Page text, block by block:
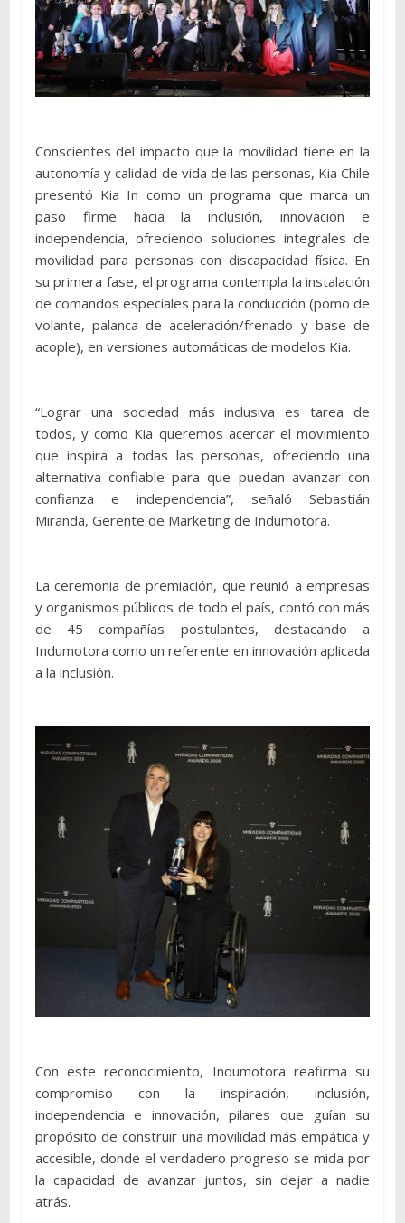
Conscientes del impacto que la movilidad tiene en la
autonomía y calidad de vida de las personas, Kia Chile
presentó Kia In como un programa que marca un
paso firme hacia la inclusión, innovación e
independencia, ofreciendo soluciones integrales de
movilidad para personas con discapacidad física. En
su primera fase, el programa contempla la instalación
de comandos especiales para la conducción (pomo de
volante, palanca de aceleración/frenado y base de
acople), en versiones automáticas de modelos Kia.
“Lograr una sociedad más inclusiva es tarea de
todos, y como Kia queremos acercar el movimiento
que inspira a todas las personas, ofreciendo una
alternativa confiable para que puedan avanzar con
confianza e independencia”, señaló Sebastián
Miranda, Gerente de Marketing de Indumotora.
La ceremonia de premiación, que reunió a empresas
y organismos públicos de todo el país, contó con más
de 45 compañías postulantes, destacando a
Indumotora como un referente en innovación aplicada
a la inclusión.
Con este reconocimiento, Indumotora reafirma su
compromiso con la inspiración, inclusión,
independencia e innovación, pilares que guían su
propósito de construir una movilidad más empática y
accesible, donde el verdadero progreso se mida por
la capacidad de avanzar juntos, sin dejar a nadie
atrás.